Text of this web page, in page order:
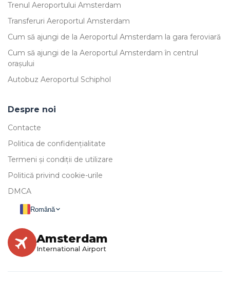
Trenul Aeroportului Amsterdam
Transferuri Aeroportul Amsterdam
Cum să ajungi de la Aeroportul Amsterdam la gara feroviară
Cum să ajungi de la Aeroportul Amsterdam în centrul
orașului
Autobuz Aeroportul Schiphol
Despre noi
Contacte
Politica de confidențialitate
Termeni și condiții de utilizare
Politică privind cookie-urile
DMCA
Română
Amsterdam
International Airport